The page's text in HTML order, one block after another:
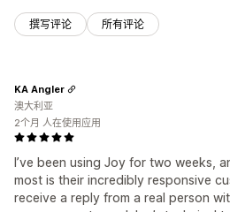
撰写评论 所有评论
I’ve been using Joy for two weeks,
most is their incredibly responsive
receive a reply from a real person
KA Angler
澳大利亚
2个月 人在使用应用